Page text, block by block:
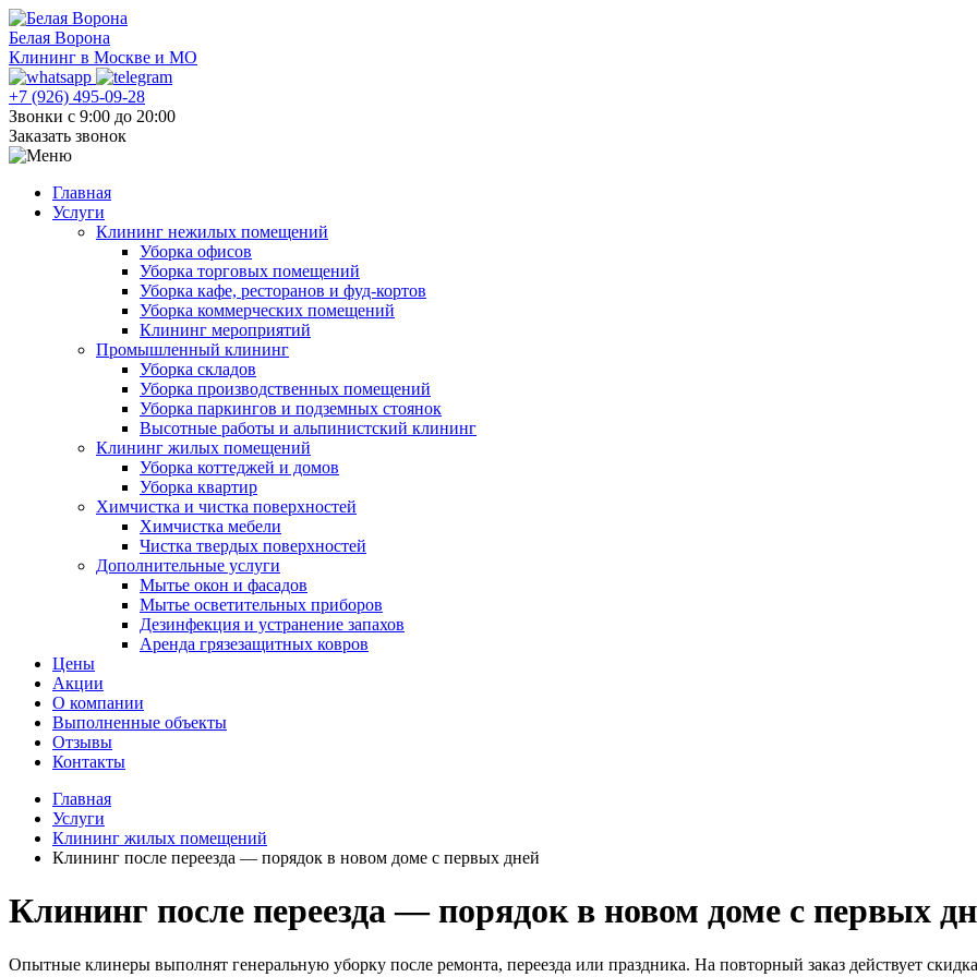
Белая Ворона
Клининг в Москве и МО
+7 (926) 495-09-28
Звонки с 9:00 до 20:00
Заказать звонок
Главная
Услуги
Клининг нежилых помещений
Уборка офисов
Уборка торговых помещений
Уборка кафе, ресторанов и фуд-кортов
Уборка коммерческих помещений
Клининг мероприятий
Промышленный клининг
Уборка складов
Уборка производственных помещений
Уборка паркингов и подземных стоянок
Высотные работы и альпинистский клининг
Клининг жилых помещений
Уборка коттеджей и домов
Уборка квартир
Химчистка и чистка поверхностей
Химчистка мебели
Чистка твердых поверхностей
Дополнительные услуги
Мытье окон и фасадов
Мытье осветительных приборов
Дезинфекция и устранение запахов
Аренда грязезащитных ковров
Цены
Акции
О компании
Выполненные объекты
Отзывы
Контакты
Главная
Услуги
Клининг жилых помещений
Клининг после переезда — порядок в новом доме с первых дней
Клининг после переезда — порядок в новом доме с первых
Опытные клинеры выполнят генеральную уборку после ремонта, переезда или праздника. На повторный заказ действует